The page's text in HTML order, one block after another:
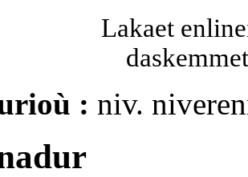
Lakaet
: niv.